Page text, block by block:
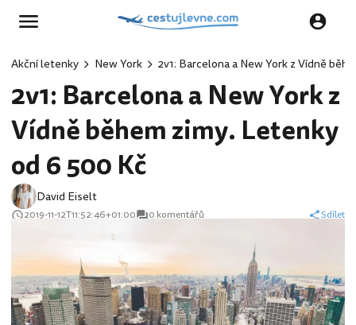
Akční letenky New York 2v1: Barcelona a New York z Vídně
2v1: Barcelona a New York z
Vídně během zimy. Letenky
od 6 500 Kč
David Eiselt
2019-11-12T11:52:46+01:00 0 komentářů Sdílet